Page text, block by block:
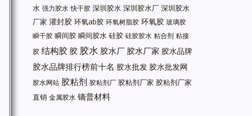
水 强力胶水 快干胶 深圳胶水 深圳胶水厂 深圳胶水
厂家 灌封胶 环氧ab胶 环氧树脂胶 环氧胶 玻璃胶
瞬干胶 瞬间胶 瞬间胶水 硅胶 硅胶胶水 粘合剂 粘接
胶 结构胶 胶 胶水 胶水厂 胶水厂家 胶水品牌
胶水品牌排行榜前十名 胶水批发 胶水批发网
胶水网站 胶粘剂 胶粘剂厂 胶粘剂厂家 胶粘剂厂家
直销 金属胶水 镝普材料